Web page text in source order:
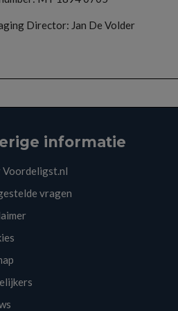
Director: Jan De Volder
informatie
Voordeligst.nl
vragen